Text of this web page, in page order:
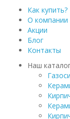
Как купить?
О компании
Акции
Блог
Контакты
Наш